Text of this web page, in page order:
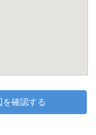
確認する